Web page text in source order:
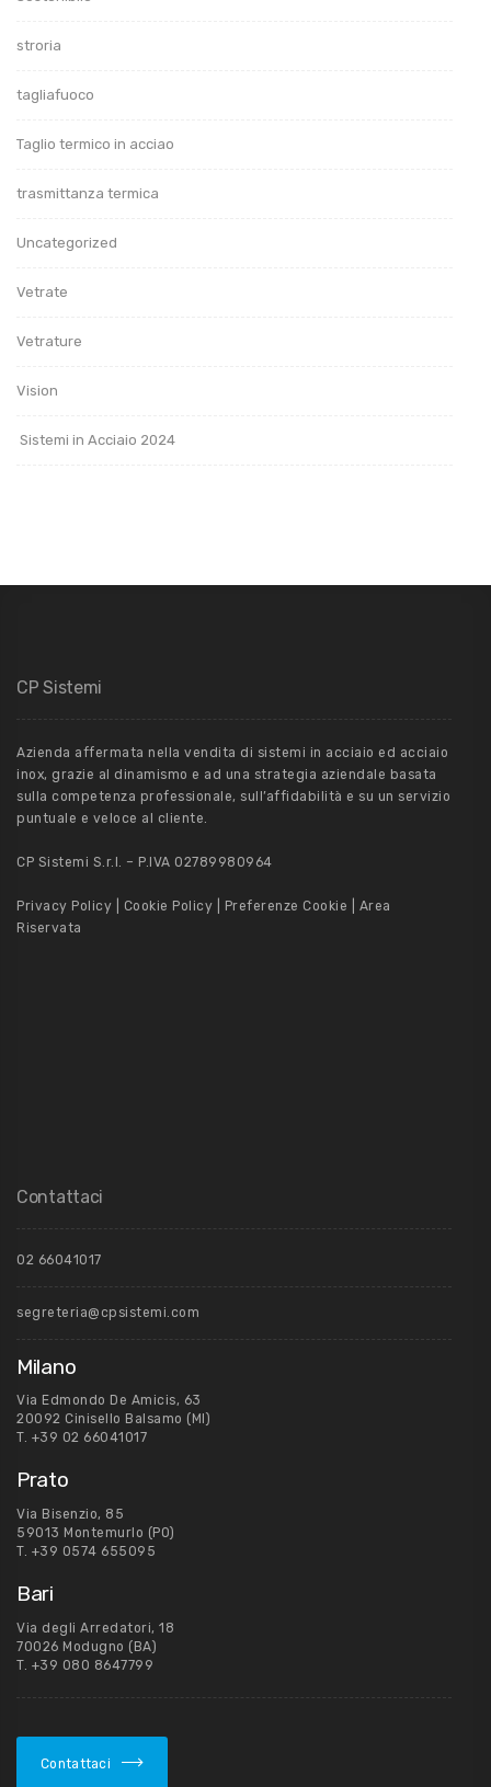
stroria
tagliafuoco
Taglio termico in acciao
trasmittanza termica
Uncategorized
Vetrate
Vetrature
Vision
Sistemi in Acciaio 2024
CP Sistemi
Azienda affermata nella vendita di sistemi in acciaio ed acciaio
inox, grazie al dinamismo e ad una strategia aziendale basata
sulla competenza professionale, sull’affidabilità e su un servizio
puntuale e veloce al cliente.
CP Sistemi S.r.l. – P.IVA 02789980964
Privacy Policy Cookie Policy Preferenze Cookie
Area
Riservata
Contattaci
02 66041017
segreteria@cpsistemi.com
Milano
Via Edmondo De Amicis, 63
20092 Cinisello Balsamo (MI)
T. +39 02 66041017
Prato
Via Bisenzio, 85
59013 Montemurlo (PO)
T. +39 0574 655095
Bari
Via degli Arredatori, 18
70026 Modugno (BA)
T. +39 080 8647799
Contattaci